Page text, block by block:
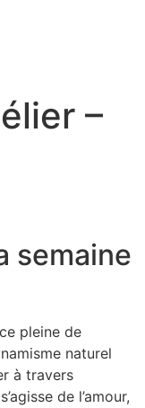
–
semaine
pleine de
naturel
à travers
de l’amour,